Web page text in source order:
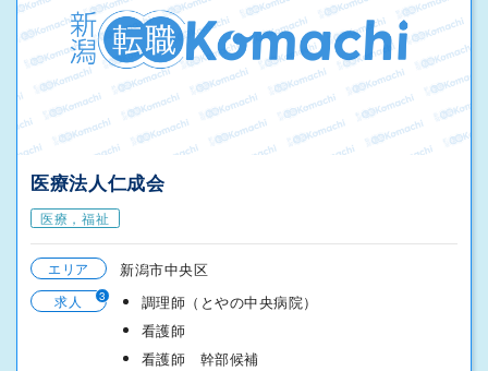
医療法人仁成会
医療，福祉
エリア 新潟市中央区
求人 3
調理師（とやの中央病院）
看護師
看護師 幹部候補